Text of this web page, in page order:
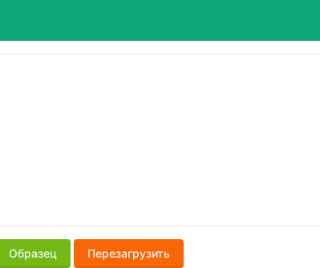
Образец Перезагрузить